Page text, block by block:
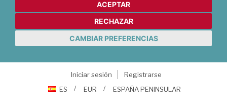
ACEPTAR
RECHAZAR
CAMBIAR PREFERENCIAS
Iniciar sesión
Registrarse
ES
EUR ESPAÑA PENINSULAR